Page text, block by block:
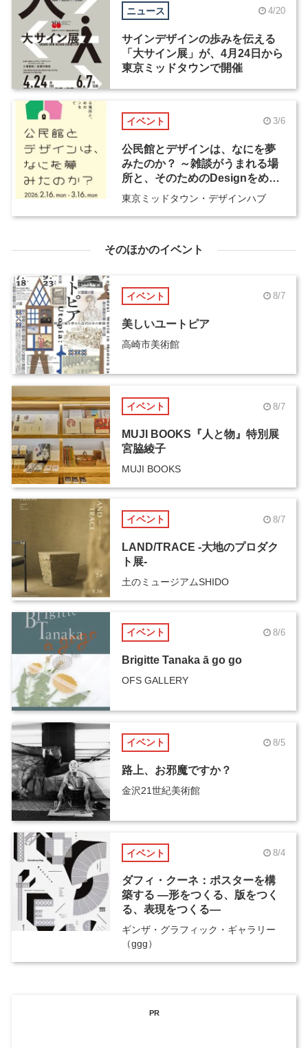
ニュース 4/20
サインデザインの歩みを伝える
「大サイン展」が、4月24日から
東京ミッドタウンで開催
イベント 3/6
公民館とデザインは、なにを夢
みたのか？ ～雑談がうまれる場
所と、そのためのDesignをめぐ
って～
東京ミッドタウン・デザインハブ
そのほかのイベント
イベント 8/7
美しいユートピア
高崎市美術館
イベント 8/7
MUJI BOOKS『人と物』特別展
宮脇綾子
MUJI BOOKS
イベント 8/7
LAND/TRACE -大地のプロダク
ト展-
土のミュージアムSHIDO
イベント 8/6
Brigitte Tanaka ā go go
OFS GALLERY
イベント 8/5
路上、お邪魔ですか？
金沢21世紀美術館
イベント 8/4
ダフィ・クーネ：ポスターを構
築する ―形をつくる、版をつく
る、表現をつくる―
ギンザ・グラフィック・ギャラリー
（ggg）
PR